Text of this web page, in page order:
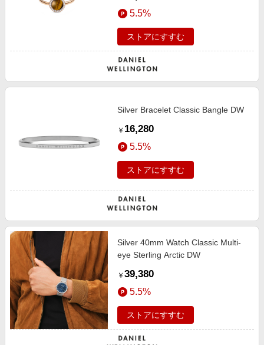
5.5%
ストアにすすむ
Silver Bracelet Classic Bangle DW
￥ 16,280
5.5%
ストアにすすむ
Silver 40mm Watch Classic Multi-
eye Sterling Arctic DW
￥ 39,380
5.5%
ストアにすすむ